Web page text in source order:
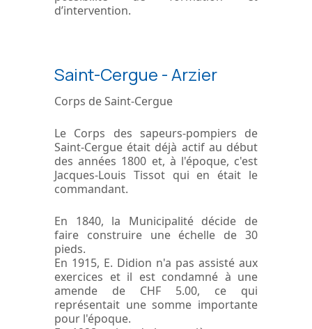
d’intervention.
Saint-Cergue - Arzier
Corps de Saint-Cergue
Le Corps des sapeurs-pompiers de
Saint-Cergue était déjà actif au début
des années 1800 et, à l'époque, c'est
Jacques-Louis Tissot qui en était le
commandant.
En 1840, la Municipalité décide de
faire construire une échelle de 30
pieds.
En 1915, E. Didion n'a pas assisté aux
exercices et il est condamné à une
amende de CHF 5.00, ce qui
représentait une somme importante
pour l'époque.